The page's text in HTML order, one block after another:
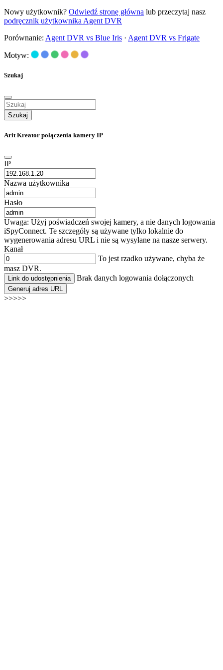
Nowy użytkownik? Odwiedź stronę główną lub przeczytaj nasz
podręcznik użytkownika Agent DVR
Porównanie: Agent DVR vs Blue Iris · Agent DVR vs Frigate
Motyw:
Szukaj
Szukaj
Arit Kreator połączenia kamery IP
IP
Nazwa użytkownika
Hasło
Uwaga: Użyj poświadczeń swojej kamery, a nie danych logowania
iSpyConnect. Te szczegóły są używane tylko lokalnie do
wygenerowania adresu URL i nie są wysyłane na nasze serwery.
Kanał
To jest rzadko używane, chyba że
masz DVR.
Link do udostępnienia Brak danych logowania dołączonych
Generuj adres URL
>>>>>